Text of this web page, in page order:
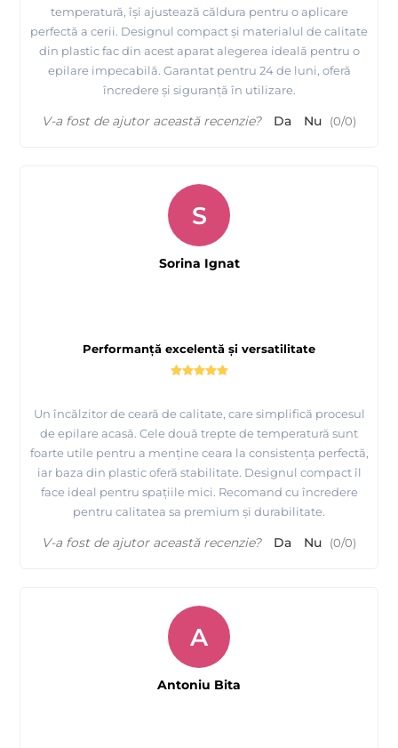
temperatură, își ajustează căldura pentru o aplicare
perfectă a cerii. Designul compact și materialul de calitate
din plastic fac din acest aparat alegerea ideală pentru o
epilare impecabilă. Garantat pentru 24 de luni, oferă
încredere și siguranță în utilizare.
V-a fost de ajutor această recenzie? Da Nu (0/0)
Performanță excelentă și versatilitate
Un încălzitor de ceară de calitate, care simplifică procesul
de epilare acasă. Cele două trepte de temperatură sunt
foarte utile pentru a menține ceara la consistența perfectă,
iar baza din plastic oferă stabilitate. Designul compact îl
face ideal pentru spațiile mici. Recomand cu încredere
pentru calitatea sa premium și durabilitate.
S
Sorina Ignat
V-a fost de ajutor această recenzie? Da Nu (0/0)
A
Antoniu Bita